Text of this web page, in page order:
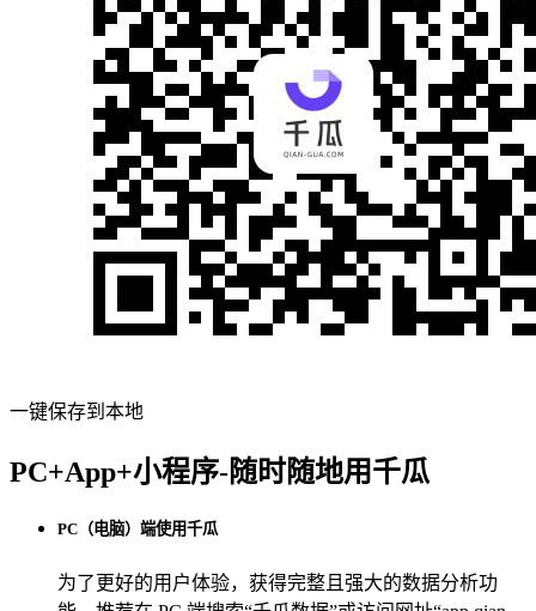
一键保存到本地
PC+App+小程序-随时随地用千瓜
PC（电脑）端使用千瓜
为了更好的用户体验，获得完整且强大的数据分析功